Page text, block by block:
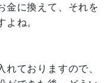
金に換えて、それを
よね。
ておりますので、